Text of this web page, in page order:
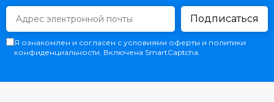
Подписаться
Я ознакомлен и согласен с условиями оферты и политики
конфиденциальности. Включена SmartCaptcha.